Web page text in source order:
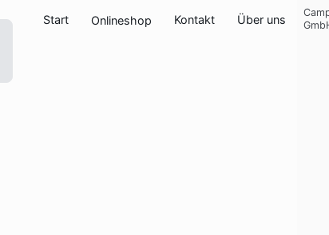
Start Onlineshop Kontakt Über uns